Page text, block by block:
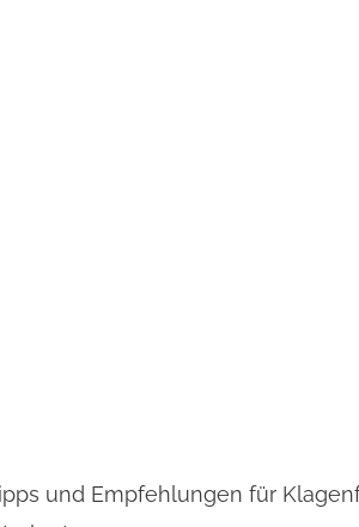
und Empfehlungen für